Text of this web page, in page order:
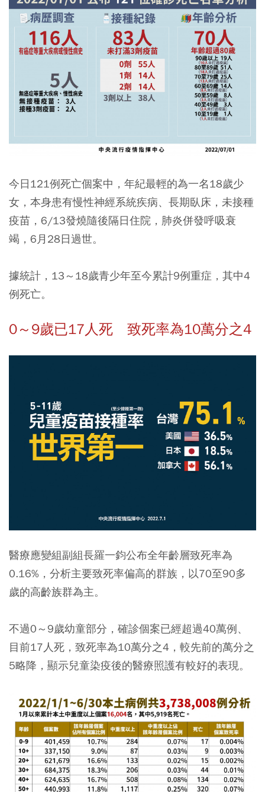
今日121例死亡個案中，年紀最輕的為一名18歲少
女，本身患有慢性神經系統疾病、長期臥床，未接種
疫苗，6/13發燒隨後隔日住院，肺炎併發呼吸衰
竭，6月28日過世。
據統計，13～18歲青少年至今累計9例重症，其中4
例死亡。
0～9歲已17人死 致死率為10萬分之4
醫療應變組副組長羅一鈞公布全年齡層致死率為
0.16%，分析主要致死率偏高的群族，以70至90多
歲的高齡族群為主。
不過0～9歲幼童部分，確診個案已經超過40萬例、
目前17人死，致死率為10萬分之4，較先前的萬分之
5略降，顯示兒童染疫後的醫療照護有較好的表現。